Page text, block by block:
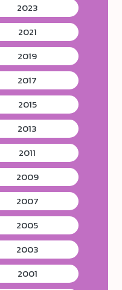
2023
2021
2019
2017
2015
2013
2011
2009
2007
2005
2003
2001